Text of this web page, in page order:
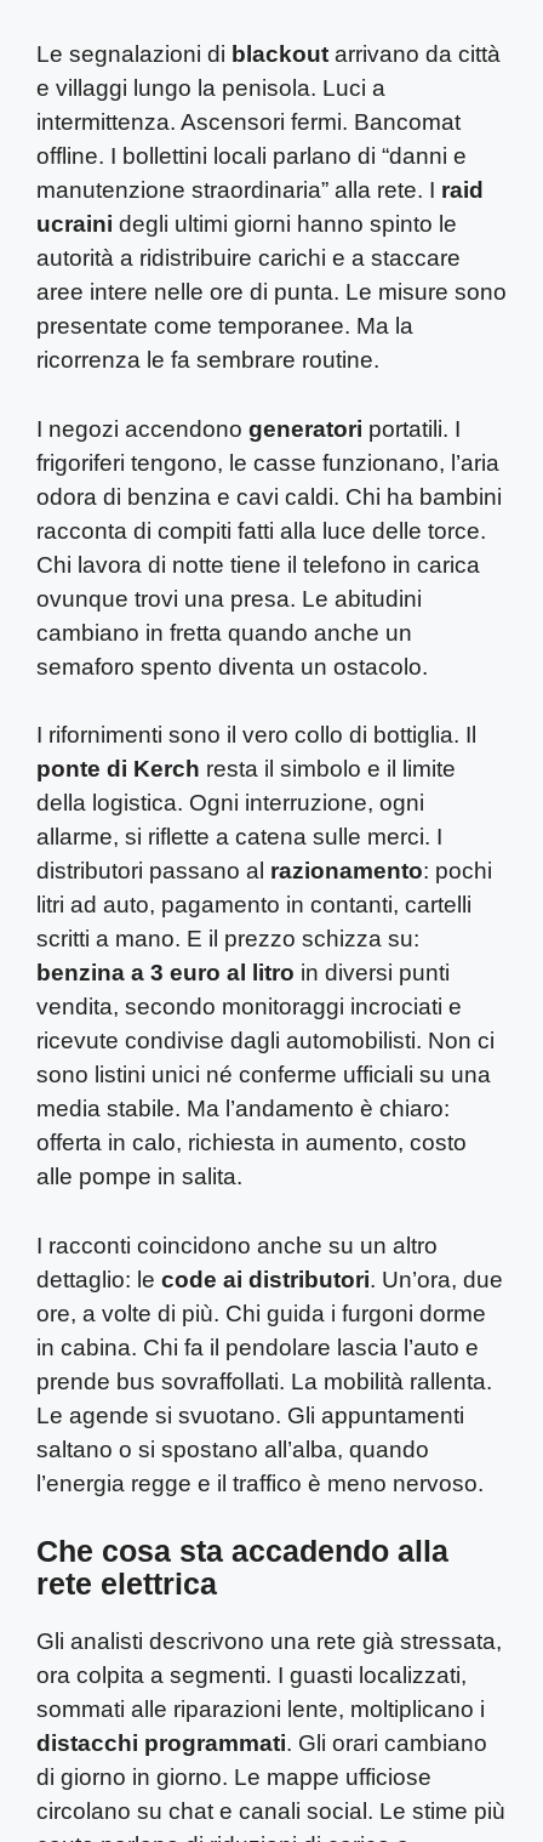
Le segnalazioni di blackout arrivano da città
e villaggi lungo la penisola. Luci a
intermittenza. Ascensori fermi. Bancomat
offline. I bollettini locali parlano di “danni e
manutenzione straordinaria” alla rete. I raid
ucraini degli ultimi giorni hanno spinto le
autorità a ridistribuire carichi e a staccare
aree intere nelle ore di punta. Le misure sono
presentate come temporanee. Ma la
ricorrenza le fa sembrare routine.
I negozi accendono generatori portatili. I
frigoriferi tengono, le casse funzionano, l’aria
odora di benzina e cavi caldi. Chi ha bambini
racconta di compiti fatti alla luce delle torce.
Chi lavora di notte tiene il telefono in carica
ovunque trovi una presa. Le abitudini
cambiano in fretta quando anche un
semaforo spento diventa un ostacolo.
I rifornimenti sono il vero collo di bottiglia. Il
ponte di Kerch resta il simbolo e il limite
della logistica. Ogni interruzione, ogni
allarme, si riflette a catena sulle merci. I
distributori passano al razionamento: pochi
litri ad auto, pagamento in contanti, cartelli
scritti a mano. E il prezzo schizza su:
benzina a 3 euro al litro in diversi punti
vendita, secondo monitoraggi incrociati e
ricevute condivise dagli automobilisti. Non ci
sono listini unici né conferme ufficiali su una
media stabile. Ma l’andamento è chiaro:
offerta in calo, richiesta in aumento, costo
alle pompe in salita.
I racconti coincidono anche su un altro
dettaglio: le code ai distributori. Un’ora, due
ore, a volte di più. Chi guida i furgoni dorme
in cabina. Chi fa il pendolare lascia l’auto e
prende bus sovraffollati. La mobilità rallenta.
Le agende si svuotano. Gli appuntamenti
saltano o si spostano all’alba, quando
l’energia regge e il traffico è meno nervoso.
Che cosa sta accadendo alla
rete elettrica
Gli analisti descrivono una rete già stressata,
ora colpita a segmenti. I guasti localizzati,
sommati alle riparazioni lente, moltiplicano i
distacchi programmati. Gli orari cambiano
di giorno in giorno. Le mappe ufficiose
circolano su chat e canali social. Le stime più